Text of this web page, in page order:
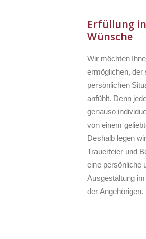
Erfüllung
Wünsche
Wir möchten
ermöglichen, der
persönlichen
anfühlt. Denn
genauso
von einem
Deshalb legen
Trauerfeier und
eine persönliche
Ausgestaltung
der Angehörigen.